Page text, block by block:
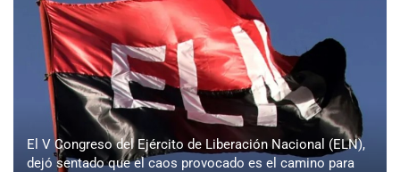
El V Congreso del Ejército de Liberación Nacional (ELN),
dejó sentado que el caos provocado es el camino para